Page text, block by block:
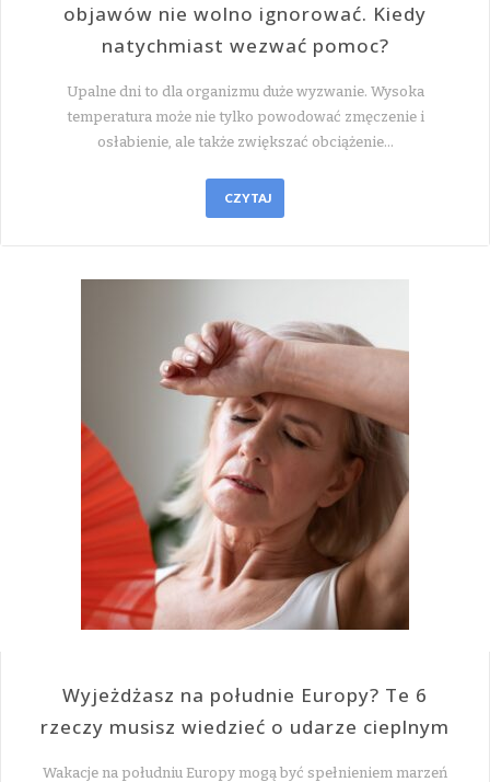
objawów nie wolno ignorować. Kiedy
natychmiast wezwać pomoc?
Upalne dni to dla organizmu duże wyzwanie. Wysoka
temperatura może nie tylko powodować zmęczenie i
osłabienie, ale także zwiększać obciążenie…
CZYTAJ
Wyjeżdżasz na południe Europy? Te 6
rzeczy musisz wiedzieć o udarze cieplnym
Wakacje na południu Europy mogą być spełnieniem marzeń